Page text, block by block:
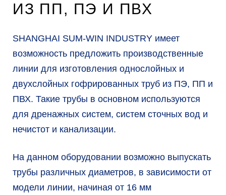
ИЗ ПП, ПЭ И ПВХ
SHANGHAI SUM-WIN INDUSTRY имеет
возможность предложить производственные
линии для изготовления однослойных и
двухслойных гофрированных труб из ПЭ, ПП и
ПВХ. Такие трубы в основном используются
для дренажных систем, систем сточных вод и
нечистот и канализации.
На данном оборудовании возможно выпускать
трубы различных диаметров, в зависимости от
модели линии, начиная от 16 мм